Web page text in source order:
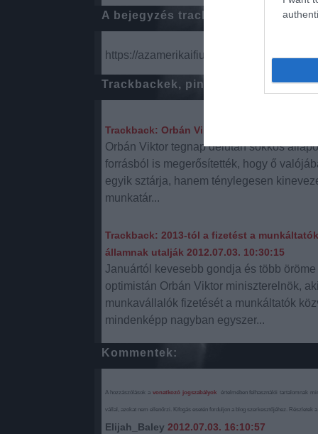
A bejegyzés trackback címe:
https://azamerikaifiu.blog.hu/api/
Trackbackek, pingbackek:
Trackback: Orbán Viktor sokkos állapotba
Orbán Viktor tegnap délután sokkos
forrásból is megerősítették, hogy ő
egyik sztárja, hanem ténylegesen
munkatár...
Trackback: 2013-tól a fizetést a
államnak utalják 2012.07.03. 10:30:15
Januártól kevesebb gondja és több
optimistán Orbán Viktor miniszterelnök,
munkavállalók fizetését a munkáltatók
mindenképp nagyban egyszer...
Kommentek:
A hozzászólások a vonatkozó jogszabályokértelmében felhasználói tartalomnak
vállal, azokat nem ellenőrzi. Kifogás esetén forduljon a blog szerkesztőjéhez. Részletek a
Elijah_Baley 2012.07.03. 16:10:57